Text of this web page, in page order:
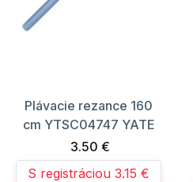
Plávacie rezance 160
cm YTSC04747 YATE
3.50 €
S registráciou 3.15 €